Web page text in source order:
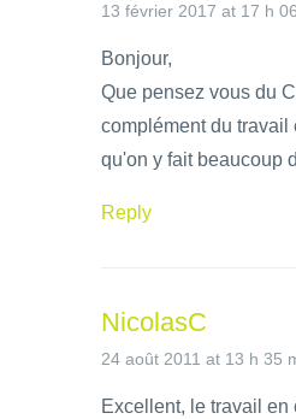
13 février 2017 at 17 h
Bonjour,
Que pensez vous du
complément du travail
qu'on y fait beaucoup
Reply
NicolasC
24 août 2011 at 13 h 35
Excellent, le travail en